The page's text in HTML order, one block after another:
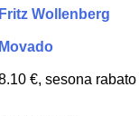
Fritz Wollenberg
Movado
€, sesona